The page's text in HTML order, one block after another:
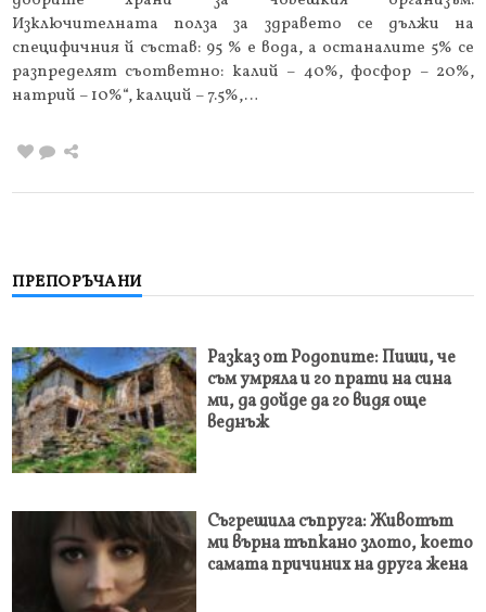
Изключителната полза за здравето се дължи на
специфичния й състав: 95 % е вода, а останалите 5% се
разпределят съответно: калий – 40%, фосфор – 20%,
натрий – 10%“, калций – 7.5%,…
ПРЕПОРЪЧАНИ
Разказ от Родопите: Пиши, че
съм умряла и го прати на сина
ми, да дойде да го видя още
веднъж
Съгрешила съпруга: Животът
ми върна тъпкано злото, което
самата причиних на друга жена